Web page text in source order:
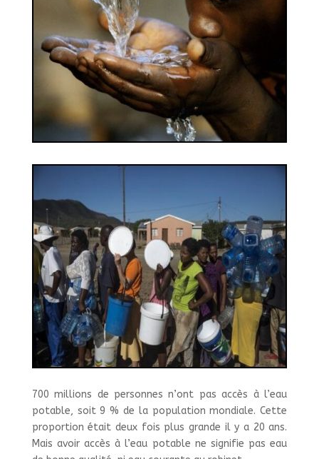
700 millions de personnes n’ont pas accès à l’eau
potable, soit 9 % de la population mondiale. Cette
proportion était deux fois plus grande il y a 20 ans.
Mais avoir accès à l’eau potable ne signifie pas eau